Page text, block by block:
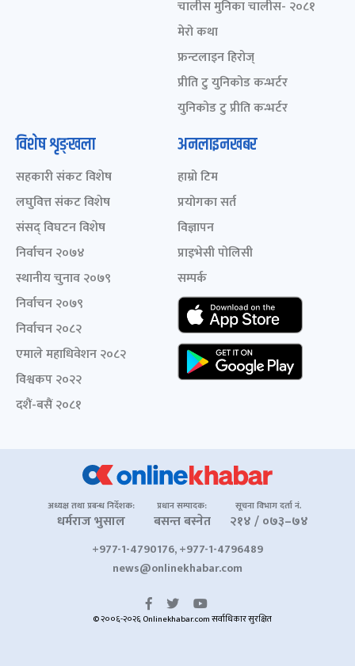
चालीस मुनिका चालीस- २०८१
मेरो कथा
फ्रन्टलाइन हिरोज्
प्रीति टु युनिकोड कन्भर्टर
युनिकोड टु प्रीति कन्भर्टर
विशेष शृङ्खला
सहकारी संकट विशेष
लघुवित्त संकट विशेष
संसद् विघटन विशेष
निर्वाचन २०७४
स्थानीय चुनाव २०७९
निर्वाचन २०७९
निर्वाचन २०८२
एमाले महाधिवेशन २०८२
विश्वकप २०२२
दशैं-बसैं २०८१
अनलाइनखबर
हाम्रो टिम
प्रयोगका सर्त
विज्ञापन
प्राइभेसी पोलिसी
सम्पर्क
अध्यक्ष तथा प्रबन्ध निर्देशक:
धर्मराज भुसाल
प्रधान सम्पादक:
बसन्त बस्नेत
सूचना विभाग दर्ता नं.
२१४ / ०७३–७४
+977-1-4790176, +977-1-4796489
news@onlinekhabar.com
© २००६-२०२६ Onlinekhabar.com सर्वाधिकार सुरक्षित